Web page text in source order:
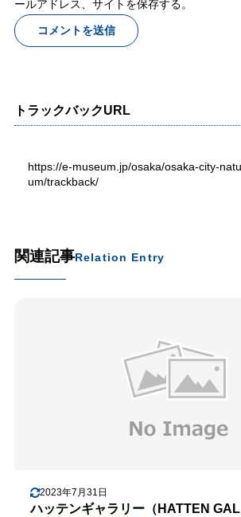
ールアドレス、サイトを保存する。
トラックバックURL
https://e-museum.jp/osaka/osaka-city-
um/trackback/
関連記事Relation Entry
2023年7月31日
ハッテンギャラリー（HATTEN